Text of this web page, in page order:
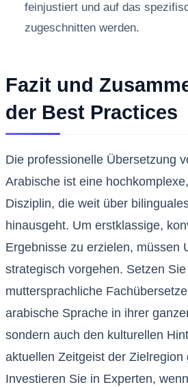
feinjustiert und auf das
zugeschnitten werden.
Fazit und
der Best Practices
Die professionelle Übersetzung
Arabische ist eine
Disziplin, die weit über
hinausgeht. Um erstklassige,
Ergebnisse zu erzielen, müssen
strategisch vorgehen. Setzen
muttersprachliche
arabische Sprache in ihrer
sondern auch den kulturellen
aktuellen Zeitgeist der Zielregion
Investieren Sie in Experten,